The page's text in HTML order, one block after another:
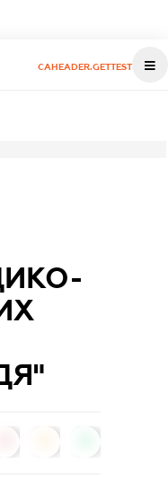
CAHEADER.GETTEST